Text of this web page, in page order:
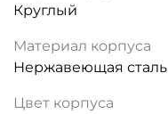
Круглый
Материал корпуса
Нержавеющая сталь
Цвет корпуса